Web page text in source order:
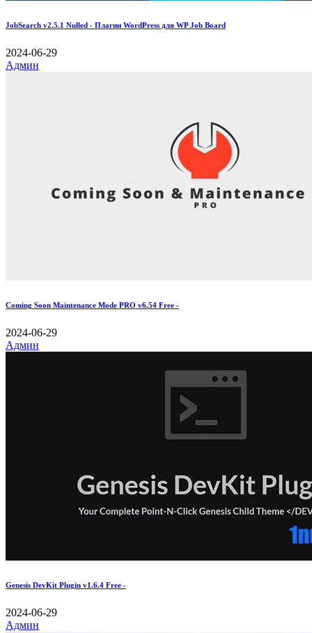
JobSearch v2.5.1 Nulled - Плагин WordPress для WP Job Board
2024-06-29
Админ
Coming Soon Maintenance Mode PRO v6.54 Free -
2024-06-29
Админ
Genesis DevKit Plugin v1.6.4 Free -
2024-06-29
Админ